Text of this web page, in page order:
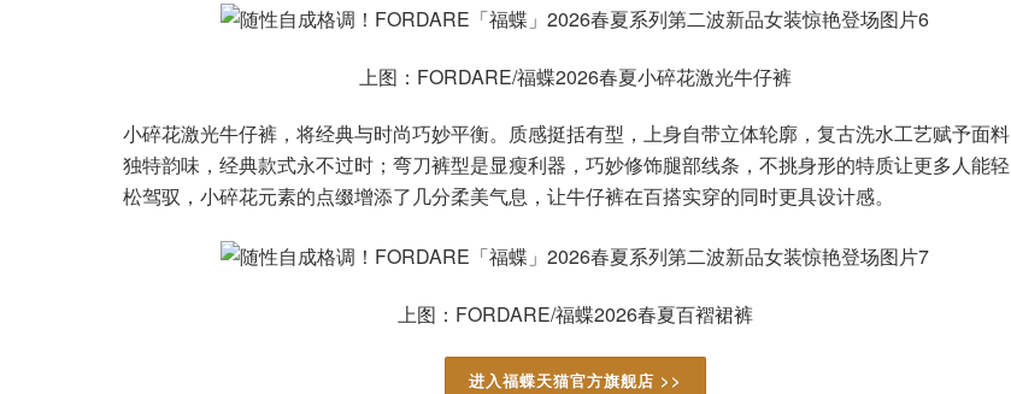
上图：FORDARE/福蝶2026春夏小碎花激光牛仔裤
小碎花激光牛仔裤，将经典与时尚巧妙平衡。质感挺括有型，上身自带立体轮廓，复古洗水工艺赋予面料
独特韵味，经典款式永不过时；弯刀裤型是显瘦利器，巧妙修饰腿部线条，不挑身形的特质让更多人能轻
松驾驭，小碎花元素的点缀增添了几分柔美气息，让牛仔裤在百搭实穿的同时更具设计感。
上图：FORDARE/福蝶2026春夏百褶裙裤
进入福蝶天猫官方旗舰店 >>